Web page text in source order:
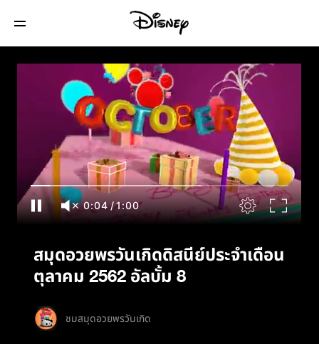
สมุดอวยพรวันเกิดดิสนีย์ประจำเดือนตุลาคม
2562 อัลบั้ม 8
0:05/1:00
สมุดอวยพรวันเกิดดิสนีย์ประจำเดือน
ตุลาคม 2562 อัลบั้ม 8
ชมสมุดอวยพรวันเกิด